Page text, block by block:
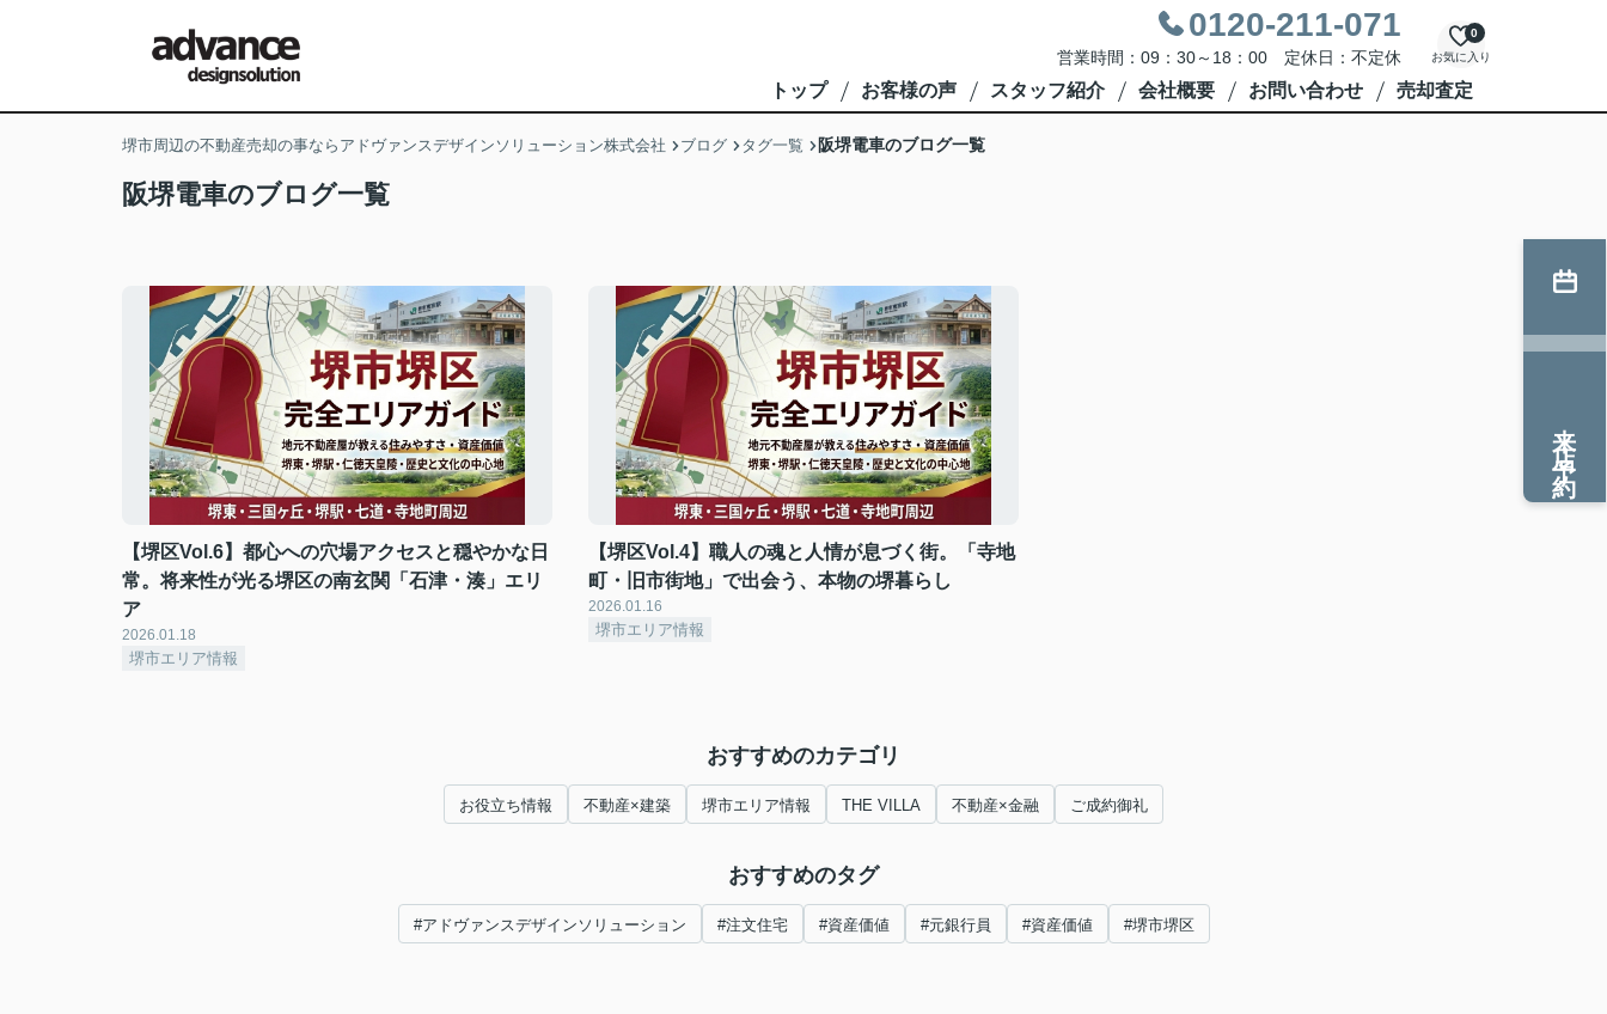
0120-211-071
営業時間：09：30～18：00 定休日：不定休 お気に入り
0
トップ お客様の声 スタッフ紹介 会社概要 お問い合わせ 売却査定
堺市周辺の不動産売却の事ならアドヴァンスデザインソリューション株式会社 ブログ タグ一覧 阪堺電車のブログ一覧
阪堺電車のブログ一覧
【堺区Vol.6】都心への穴場アクセスと穏やかな日
常。将来性が光る堺区の南玄関「石津・湊」エリ
ア
2026.01.18
堺市エリア情報
【堺区Vol.4】職人の魂と人情が息づく街。「寺地
町・旧市街地」で出会う、本物の堺暮らし
2026.01.16
堺市エリア情報
おすすめのカテゴリ
お役立ち情報 不動産×建築 堺市エリア情報 THE VILLA 不動産×金融 ご成約御礼
おすすめのタグ
#アドヴァンスデザインソリューション #注文住宅 #資産価値 #元銀行員 #資産価値 #堺市堺区
来店予約